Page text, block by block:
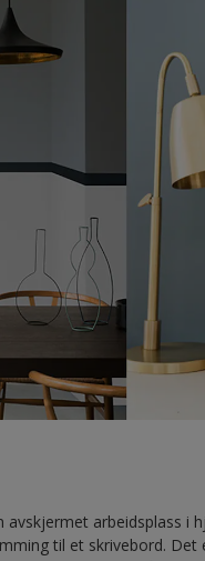
arbeidsplass i
til et skrivebord. Det